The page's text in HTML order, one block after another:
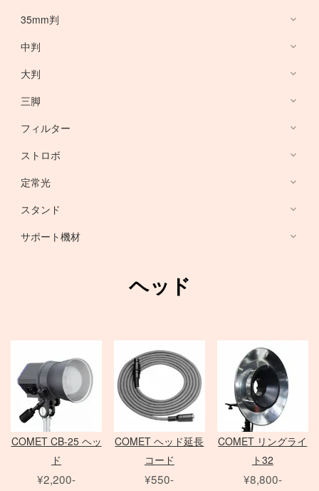
デジタルカメラ
Nikon DSLR
Sony ミラーレス
Nikon ミラーレス
FUJIFILM GFXシリーズ
デジタルバック
PC
ノートブック PC
PC用 周辺機器
PC用 外付バッテリー
PC用 アクセサリ
PCモニター
35mm判
Canon Lens
EF 単焦点レンズ
EF ズームレンズ
Nikon Lens ACC
中判
PHASE ONE
Schneider 645 レンズ
H カメラ
HC レンズ
アクセサリ
大判
Sinar
COLAVOLEX
PHASE ONE アクセサリ
三脚
Manfrotto
フィルター
HARRISON
アダプター
TIFFEN
ストロボ
モノブロック
（バッテリータイプ）
オパライト
パラ
ソフトボックス
エフェクトランプ
ピコライト
定常光
Aupture LEDライト
STORM シリーズ
Light Storm シリーズ
amaran シリーズ
NOVA シリーズ
INFINIBAR シリーズ
アクセサリ
ソフトボックス
スポットライトマウント
スタンド
Manfrotto
Avenger
Matthews
センチュリースタンド
Other Brand
サポート機材
MINOLTA
SEKONIC
Kenko
ヘッド
COMET CB-25 ヘッ
ド
¥2,200-
COMET ヘッド延長
コード
¥550-
COMET リングライ
ト32
¥8,800-